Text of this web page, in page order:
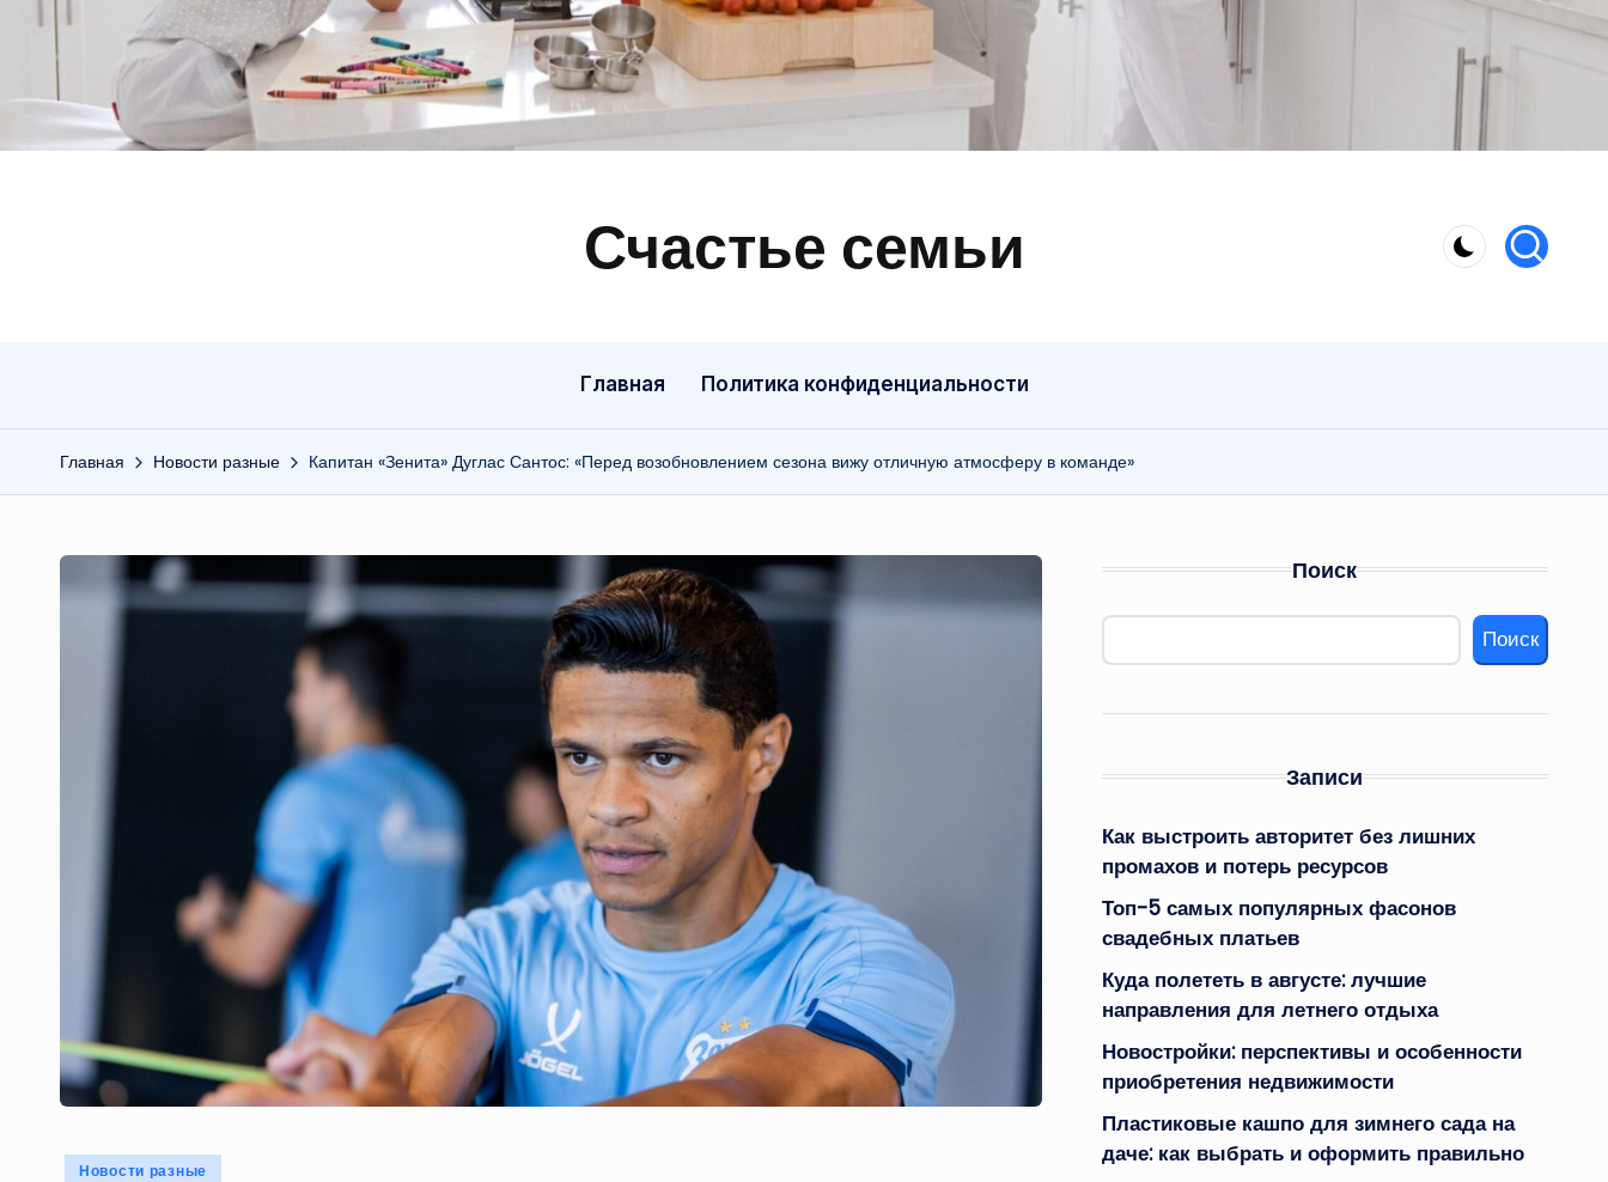
Счастье семьи
Быт,
Главная Политика конфиденциальности
Главная Новости разные Капитан «Зенита» Дуглас Сантос: «Перед возобновлением сезона вижу отличную атмосферу в команде»
Опубликовано
Новости разные
Поиск
Поиск
Записи
Как выстроить авторитет без лишних
промахов и потерь ресурсов
Топ-5 самых популярных фасонов
свадебных платьев
Куда полететь в августе: лучшие
направления для летнего отдыха
Новостройки: перспективы и особенности
приобретения недвижимости
Пластиковые кашпо для зимнего сада на
даче: как выбрать и оформить правильно